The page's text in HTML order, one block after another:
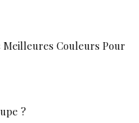
Couleurs Pour
?